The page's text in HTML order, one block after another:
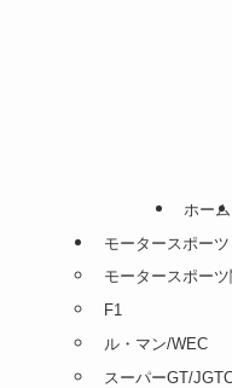
ホーム
モータースポーツ
モータースポー
F1
ル・マン/WEC
スーパーGT/